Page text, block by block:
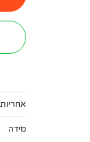
אחריות
מידה